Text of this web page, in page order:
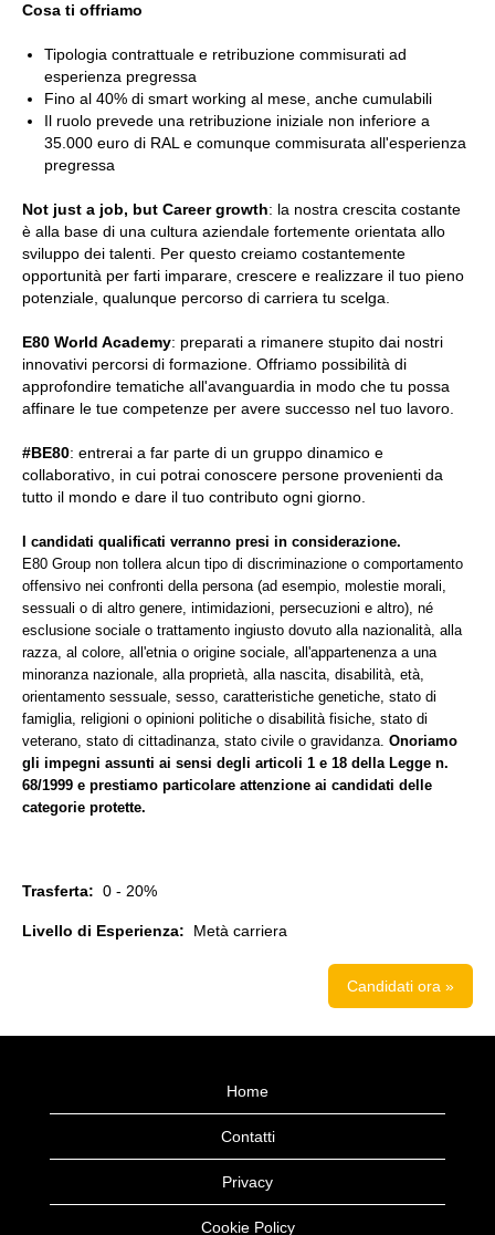
Cosa ti offriamo
Tipologia contrattuale e retribuzione commisurati ad
esperienza pregressa
Fino al 40% di smart working al mese, anche cumulabili
Il ruolo prevede una retribuzione iniziale non inferiore a
35.000 euro di RAL e comunque commisurata all'esperienza
pregressa
Not just a job, but Career growth: la nostra crescita costante
è alla base di una cultura aziendale fortemente orientata allo
sviluppo dei talenti. Per questo creiamo costantemente
opportunità per farti imparare, crescere e realizzare il tuo pieno
potenziale, qualunque percorso di carriera tu scelga.
E80 World Academy: preparati a rimanere stupito dai nostri
innovativi percorsi di formazione. Offriamo possibilità di
approfondire tematiche all'avanguardia in modo che tu possa
affinare le tue competenze per avere successo nel tuo lavoro.
#BE80: entrerai a far parte di un gruppo dinamico e
collaborativo, in cui potrai conoscere persone provenienti da
tutto il mondo e dare il tuo contributo ogni giorno.
I candidati qualificati verranno presi in considerazione.
E80 Group non tollera alcun tipo di discriminazione o comportamento
offensivo nei confronti della persona (ad esempio, molestie morali,
sessuali o di altro genere, intimidazioni, persecuzioni e altro), né
esclusione sociale o trattamento ingiusto dovuto alla nazionalità, alla
razza, al colore, all'etnia o origine sociale, all'appartenenza a una
minoranza nazionale, alla proprietà, alla nascita, disabilità, età,
orientamento sessuale, sesso, caratteristiche genetiche, stato di
famiglia, religioni o opinioni politiche o disabilità fisiche, stato di
veterano, stato di cittadinanza, stato civile o gravidanza. Onoriamo
gli impegni assunti ai sensi degli articoli 1 e 18 della Legge n.
68/1999 e prestiamo particolare attenzione ai candidati delle
categorie protette.
Trasferta: 0 - 20%
Livello di Esperienza: Metà carriera
Candidati ora »
Home
Contatti
Privacy
Cookie Policy